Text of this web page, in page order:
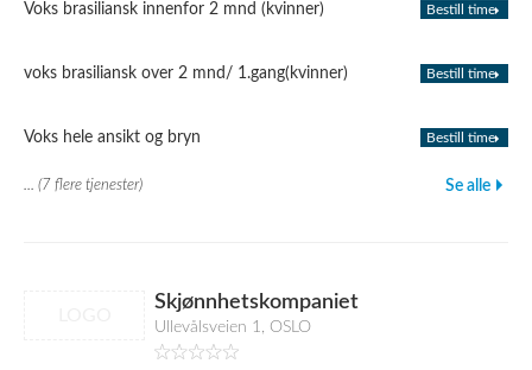
Voks brasiliansk innenfor 2 mnd (kvinner) Bestill time
voks brasiliansk over 2 mnd/ 1.gang(kvinner) Bestill time
Voks hele ansikt og bryn Bestill time
... (7 flere tjenester) Se alle
Skjønnhetskompaniet
Ullevålsveien 1, OSLO